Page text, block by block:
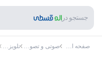
جستجو در
صفحه اصلی صوتی و تصویری تلویزیون